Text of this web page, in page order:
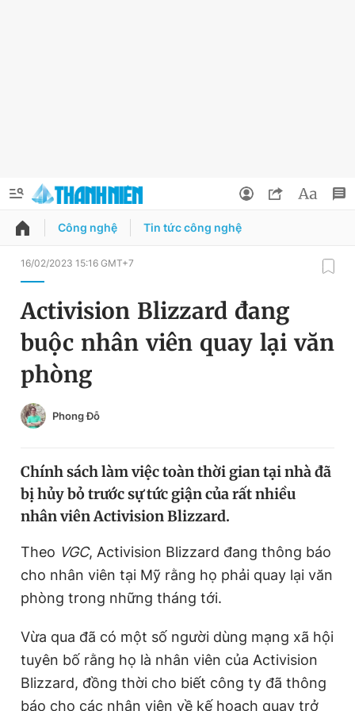
QUẢNG CÁO ĐẶT BÁO
Chuyên mục
Chuyên mục khác
Chào ngày mới
Video Magazine
Sản phẩm khác
Tiện ích Bạn cần biết
Thông tin tòa soạn Liên hệ quảng cáo
Đổi mật khẩu
Tin đã lưu
Tin đã xem
Công nghệ Tin tức công nghệ
16/02/2023 15:16 GMT+7
Activision Blizzard đang
buộc nhân viên quay lại văn
phòng
Phong Đỗ
Chính sách làm việc toàn thời gian tại nhà đã
bị hủy bỏ trước sự tức giận của rất nhiều
nhân viên Activision Blizzard.
Theo VGC, Activision Blizzard đang thông báo
cho nhân viên tại Mỹ rằng họ phải quay lại văn
phòng trong những tháng tới.
Vừa qua đã có một số người dùng mạng xã hội
tuyên bố rằng họ là nhân viên của Activision
Blizzard, đồng thời cho biết công ty đã thông
báo cho các nhân viên về kế hoạch quay trở